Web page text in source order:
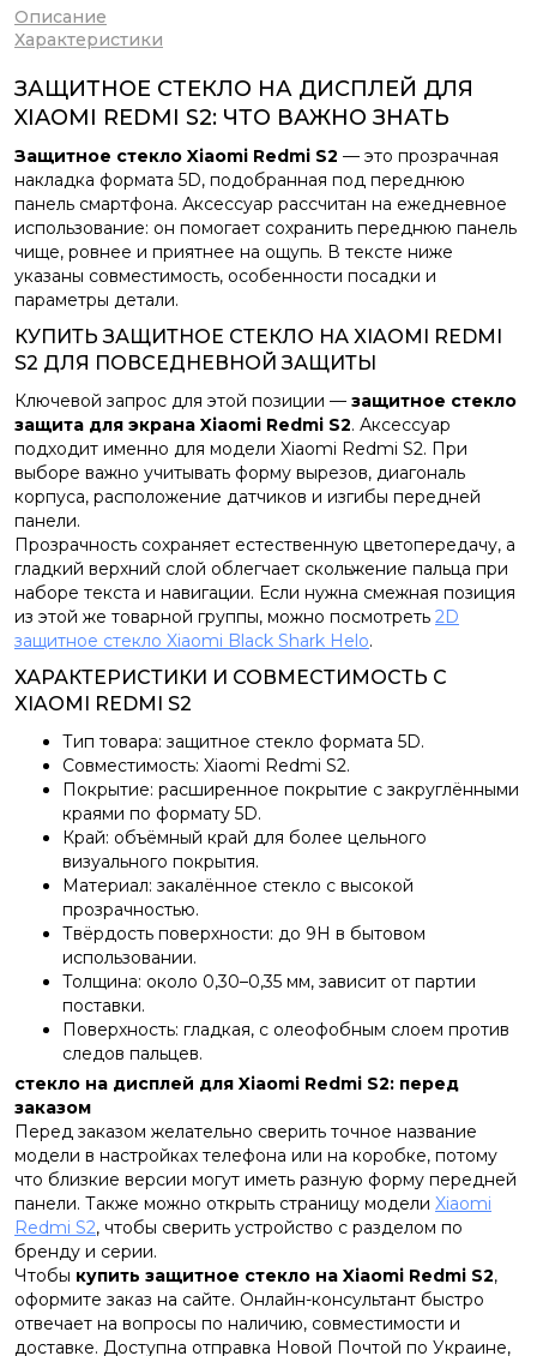
Описание
Характеристики
ЗАЩИТНОЕ СТЕКЛО НА ДИСПЛЕЙ ДЛЯ
XIAOMI REDMI S2: ЧТО ВАЖНО ЗНАТЬ
Защитное стекло Xiaomi Redmi S2 — это прозрачная
накладка формата 5D, подобранная под переднюю
панель смартфона. Аксессуар рассчитан на ежедневное
использование: он помогает сохранить переднюю панель
чище, ровнее и приятнее на ощупь. В тексте ниже
указаны совместимость, особенности посадки и
параметры детали.
КУПИТЬ ЗАЩИТНОЕ СТЕКЛО НА XIAOMI REDMI
S2 ДЛЯ ПОВСЕДНЕВНОЙ ЗАЩИТЫ
Ключевой запрос для этой позиции — защитное стекло
защита для экрана Xiaomi Redmi S2. Аксессуар
подходит именно для модели Xiaomi Redmi S2. При
выборе важно учитывать форму вырезов, диагональ
корпуса, расположение датчиков и изгибы передней
панели.
Прозрачность сохраняет естественную цветопередачу, а
гладкий верхний слой облегчает скольжение пальца при
наборе текста и навигации. Если нужна смежная позиция
из этой же товарной группы, можно посмотреть 2D
защитное стекло Xiaomi Black Shark Helo.
ХАРАКТЕРИСТИКИ И СОВМЕСТИМОСТЬ С
XIAOMI REDMI S2
Тип товара: защитное стекло формата 5D.
Совместимость: Xiaomi Redmi S2.
Покрытие: расширенное покрытие с закруглёнными
краями по формату 5D.
Край: объёмный край для более цельного
визуального покрытия.
Материал: закалённое стекло с высокой
прозрачностью.
Твёрдость поверхности: до 9H в бытовом
использовании.
Толщина: около 0,30–0,35 мм, зависит от партии
поставки.
Поверхность: гладкая, с олеофобным слоем против
следов пальцев.
стекло на дисплей для Xiaomi Redmi S2: перед
заказом
Перед заказом желательно сверить точное название
модели в настройках телефона или на коробке, потому
что близкие версии могут иметь разную форму передней
панели. Также можно открыть страницу модели Xiaomi
Redmi S2, чтобы сверить устройство с разделом по
бренду и серии.
Чтобы купить защитное стекло на Xiaomi Redmi S2,
оформите заказ на сайте. Онлайн-консультант быстро
отвечает на вопросы по наличию, совместимости и
доставке. Доступна отправка Новой Почтой по Украине,